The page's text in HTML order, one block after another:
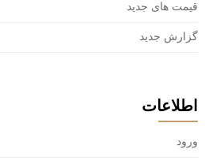
قیمت های جدید
گزارش جدید
اطلاعات
ورود